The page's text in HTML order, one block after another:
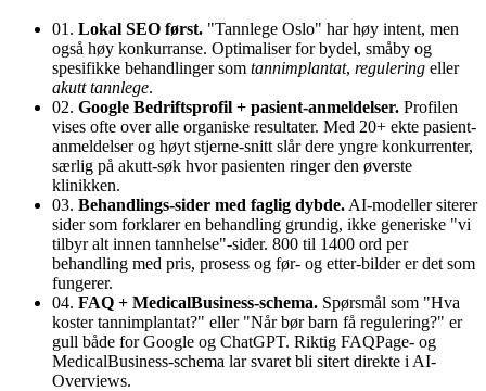
01. Lokal SEO først. "Tannlege Oslo" har høy intent, men
også høy konkurranse. Optimaliser for bydel, småby og
spesifikke behandlinger som tannimplantat, regulering eller
akutt tannlege.
02. Google Bedriftsprofil + pasient-anmeldelser. Profilen
vises ofte over alle organiske resultater. Med 20+ ekte pasient-
anmeldelser og høyt stjerne-snitt slår dere yngre konkurrenter,
særlig på akutt-søk hvor pasienten ringer den øverste
klinikken.
03. Behandlings-sider med faglig dybde. AI-modeller siterer
sider som forklarer en behandling grundig, ikke generiske "vi
tilbyr alt innen tannhelse"-sider. 800 til 1400 ord per
behandling med pris, prosess og før- og etter-bilder er det som
fungerer.
04. FAQ + MedicalBusiness-schema. Spørsmål som "Hva
koster tannimplantat?" eller "Når bør barn få regulering?" er
gull både for Google og ChatGPT. Riktig FAQPage- og
MedicalBusiness-schema lar svaret bli sitert direkte i AI-
Overviews.